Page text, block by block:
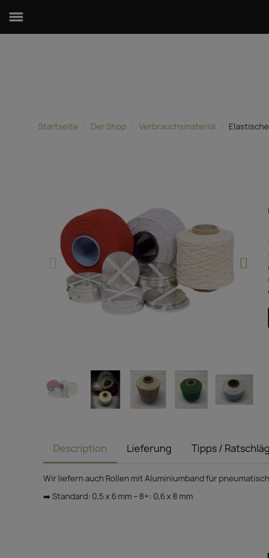
Startseite Der Shop Verbrauchsmaterial
Description Lieferung Tipps /
Wir liefern auch Rollen mit Aluminiumband für
➡️ Standard: 0,5 x 6 mm – 8+: 0,6 x 8 mm